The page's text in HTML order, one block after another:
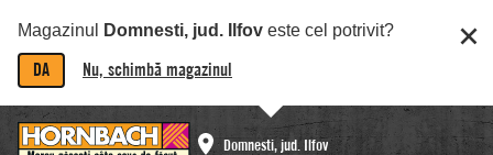
Magazinul Domnesti, jud. Ilfov este cel potrivit?
DA Nu, schimbă magazinul
Domnesti, jud. Ilfov